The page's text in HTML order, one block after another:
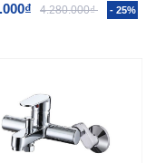
4.280.000₫ - 25%